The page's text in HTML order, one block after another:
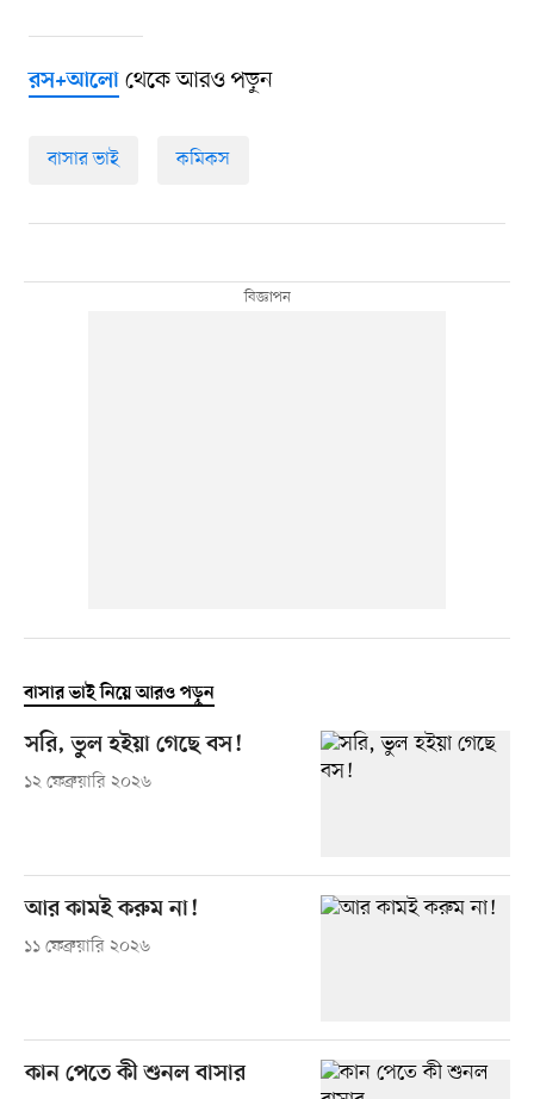
রস+আলোথেকে আরও পড়ুন
বাসার ভাই কমিকস
বাসার ভাই নিয়ে আরও পড়ুন
সরি, ভুল হইয়া গেছে বস!
১২ ফেব্রুয়ারি ২০২৬
আর কামই করুম না!
১১ ফেব্রুয়ারি ২০২৬
কান পেতে কী শুনল বাসার